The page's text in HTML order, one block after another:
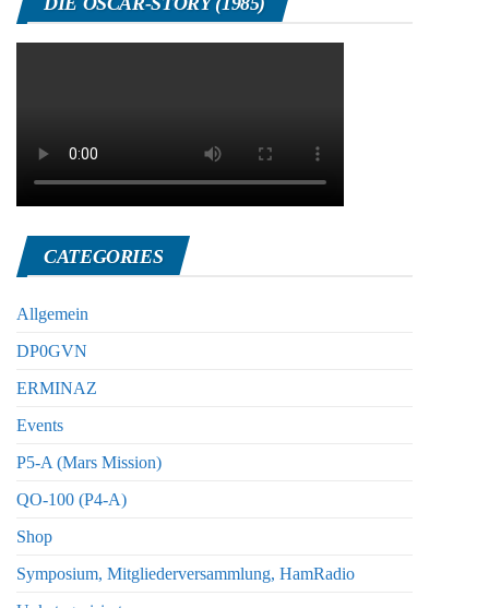
CATEGORIES
Allgemein
DP0GVN
ERMINAZ
Events
P5-A (Mars Mission)
QO-100 (P4-A)
Shop
Symposium, Mitgliederversammlung, HamRadio